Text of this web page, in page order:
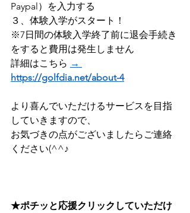
Paypal）を入力する
３、体験入学がスタート！
※7日間の体験入学終了前に退会手続き
をすると費用は発生しません
詳細はこちら →
https://golfdia.net/about-4
より喜んでいただけるサービスを目指
していきますので、
お気づきの点がございましたらご連絡
ください(^^♪
★ポチッと応援クリックしていただけ